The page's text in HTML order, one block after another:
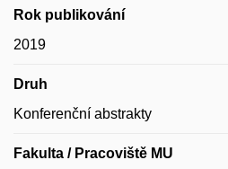
Rok publikování
2019
Druh
Konferenční abstrakty
Fakulta / Pracoviště MU